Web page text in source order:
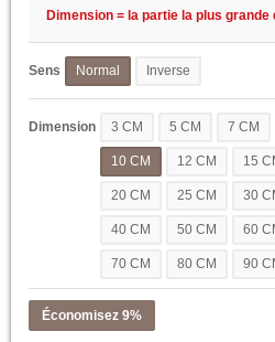
Dimension = la partie la plus grande
Sens Normal Inverse
Dimension 3 CM 5 CM 7 CM
10 CM 12 CM 15
20 CM 25 CM 30
40 CM 50 CM 60
70 CM 80 CM 90
Économisez 9%